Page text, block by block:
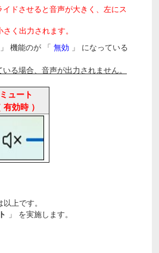
ドさせると音声が大きく、左にス
さく出力されます。
機能のが 「 無効 」 になっている
る場合、音声が出力されません。
ミュート
有効時 ）
上です。
」 を実施します。